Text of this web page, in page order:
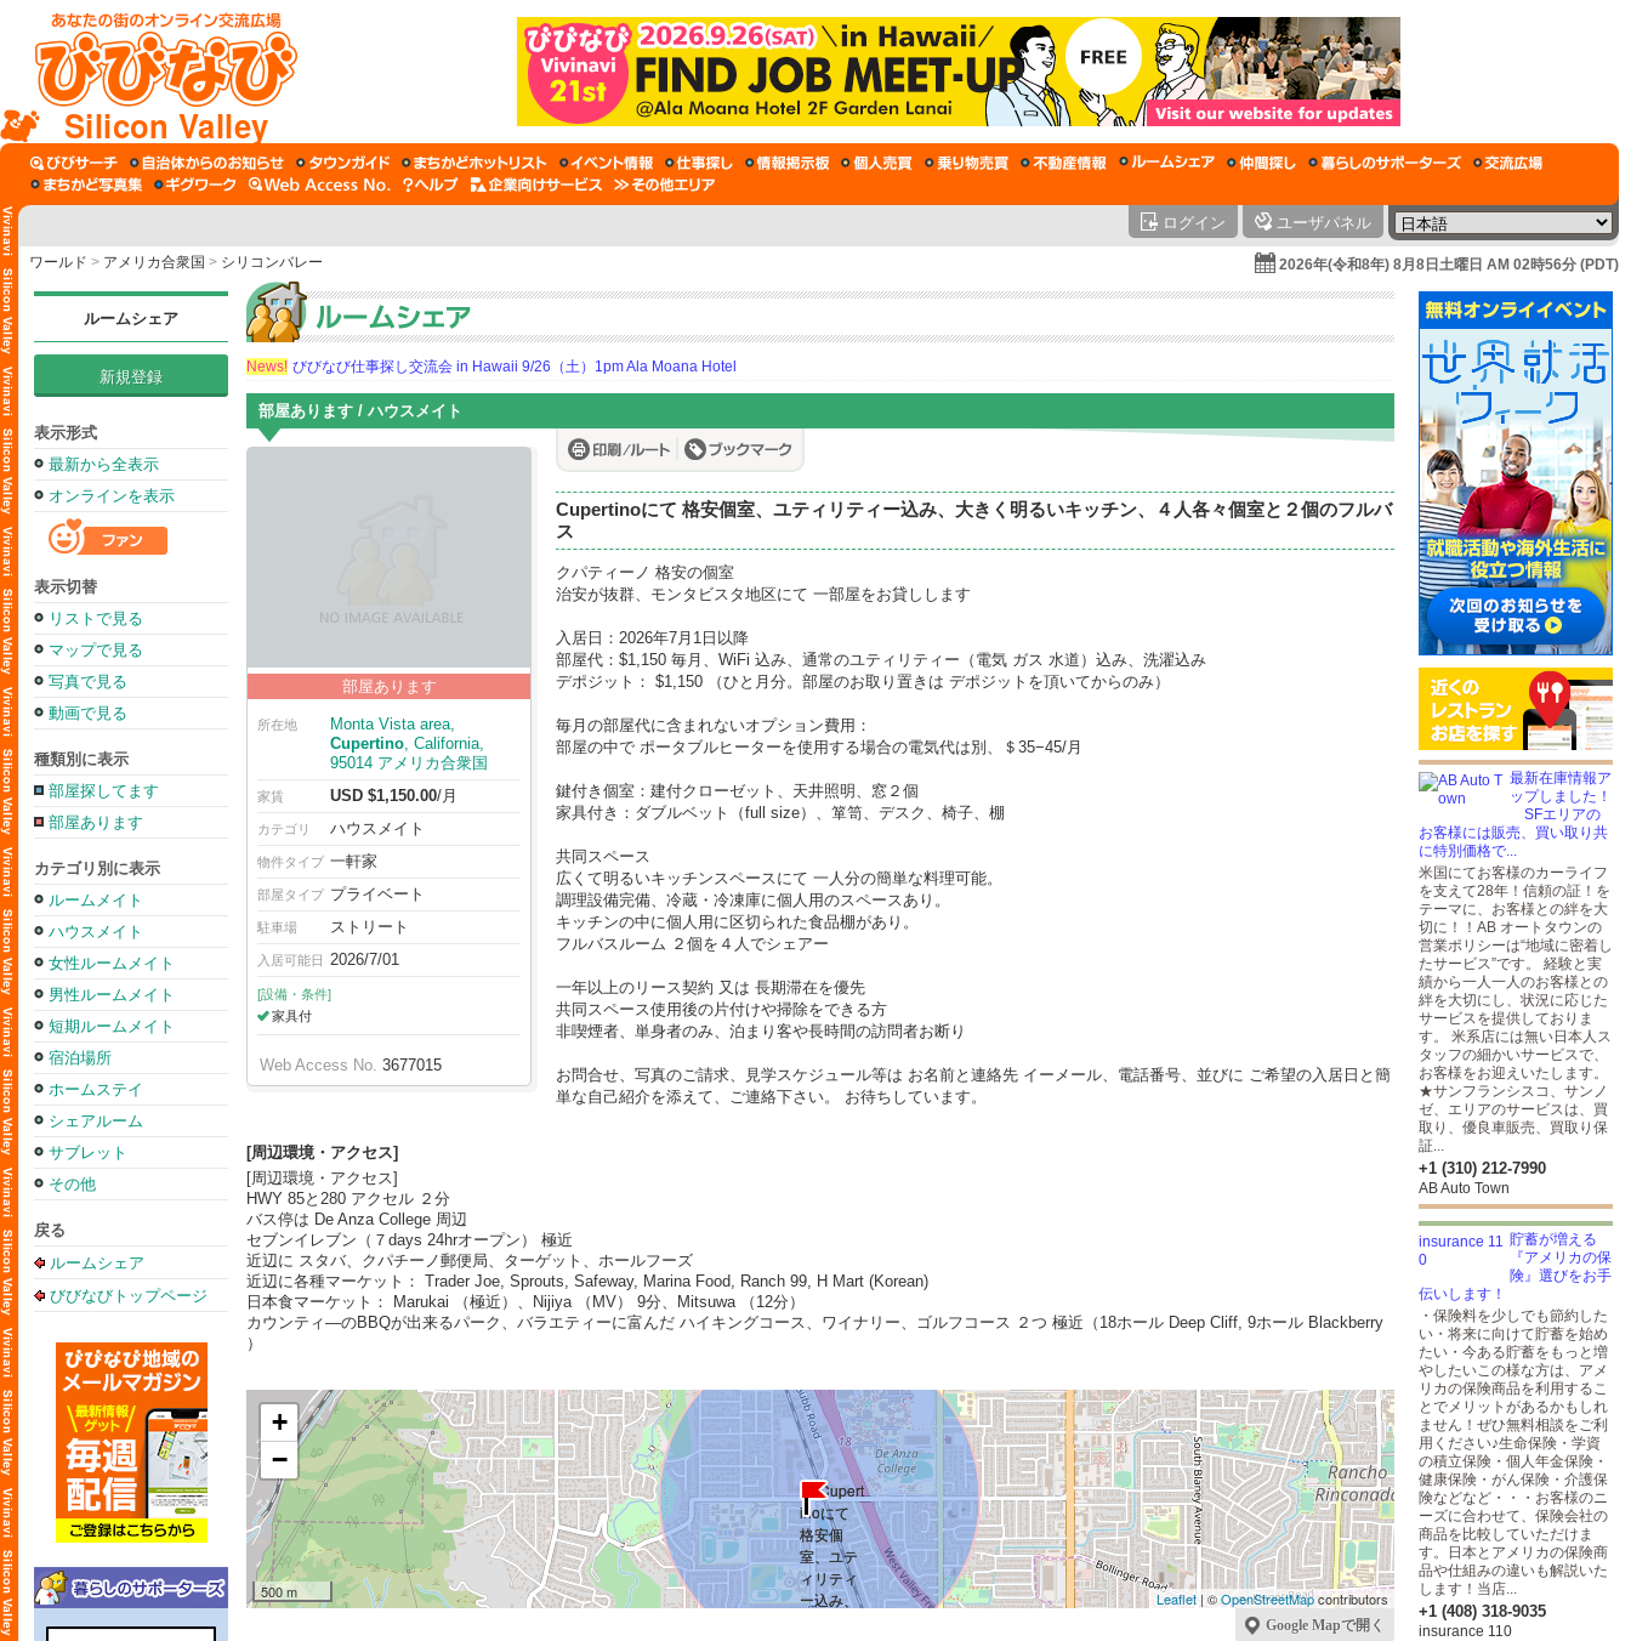
Silicon Valley
ログイン ユーザパネル
ワールド > アメリカ合衆国 > シリコンバレー 2026年(令和8年) 8月8日土曜日 AM 02時56分 (PDT)
ルームシェア
新規登録
表示形式
最新から全表示
オンラインを表示
表示切替
リストで見る
マップで見る
写真で見る
動画で見る
種類別に表示
部屋探してます
部屋あります
カテゴリ別に表示
ルームメイト
ハウスメイト
女性ルームメイト
男性ルームメイト
短期ルームメイト
宿泊場所
ホームステイ
シェアルーム
サブレット
その他
戻る
ルームシェア
びびなびトップページ
News! びびなび仕事探し交流会 in Hawaii 9/26（土）1pm Ala Moana Hotel
部屋あります / ハウスメイト
部屋あります
所在地
Monta Vista area,
Cupertino, California,
95014 アメリカ合衆国
家賃 USD $1,150.00/月
カテゴリ ハウスメイト
物件タイプ 一軒家
部屋タイプ プライベート
駐車場 ストリート
入居可能日 2026/7/01
[設備・条件]
家具付
Web Access No. 3677015
Cupertinoにて 格安個室、ユティリティー込み、大きく明るいキッチン、４人各々個室と２個のフルバ
ス
クパティーノ 格安の個室
治安が抜群、モンタビスタ地区にて 一部屋をお貸しします
入居日：2026年7月1日以降
部屋代：$1,150 毎月、WiFi 込み、通常のユティリティー（電気 ガス 水道）込み、洗濯込み
デポジット： $1,150 （ひと月分。部屋のお取り置きは デポジットを頂いてからのみ）
毎月の部屋代に含まれないオプション費用：
部屋の中で ポータブルヒーターを使用する場合の電気代は別、＄35−45/月
鍵付き個室：建付クローゼット、天井照明、窓２個
家具付き：ダブルベット（full size）、箪笥、デスク、椅子、棚
共同スペース
広くて明るいキッチンスペースにて 一人分の簡単な料理可能。
調理設備完備、冷蔵・冷凍庫に個人用のスペースあり。
キッチンの中に個人用に区切られた食品棚があり。
フルバスルーム ２個を４人でシェアー
一年以上のリース契約 又は 長期滞在を優先
共同スペース使用後の片付けや掃除をできる方
非喫煙者、単身者のみ、泊まり客や長時間の訪問者お断り
お問合せ、写真のご請求、見学スケジュール等は お名前と連絡先 イーメール、電話番号、並びに ご希望の入居日と簡
単な自己紹介を添えて、ご連絡下さい。 お待ちしています。
[周辺環境・アクセス]
[周辺環境・アクセス]
HWY 85と280 アクセル ２分
バス停は De Anza College 周辺
セブンイレブン（７days 24hrオープン） 極近
近辺に スタバ、クパチーノ郵便局、ターゲット、ホールフーズ
近辺に各種マーケット： Trader Joe, Sprouts, Safeway, Marina Food, Ranch 99, H Mart (Korean)
日本食マーケット： Marukai （極近）、Nijiya （MV） 9分、Mitsuwa （12分）
カウンティ―のBBQが出来るパーク、バラエティーに富んだ ハイキングコース、ワイナリー、ゴルフコース ２つ 極近（18ホール Deep Cliff, 9ホール Blackberry
）
+
−
500 m Leaflet| ©OpenStreetMapcontributors
Google Mapで開く
最新在庫情報ア
ップしました！
SFエリアの
お客様には販売、買い取り共
に特別価格で...
米国にてお客様のカーライフ
を支えて28年！信頼の証！を
テーマに、お客様との絆を大
切に！！AB オートタウンの
営業ポリシーは“地域に密着し
たサービス”です。 経験と実
績から一人一人のお客様との
絆を大切にし、状況に応じた
サービスを提供しておりま
す。 米系店には無い日本人ス
タッフの細かいサービスで、
お客様をお迎えいたします。
★サンフランシスコ、サンノ
ゼ、エリアのサービスは、買
取り、優良車販売、買取り保
証...
+1 (310) 212-7990
AB Auto Town
貯蓄が増える
『アメリカの保
険』選びをお手
伝いします！
・保険料を少しでも節約した
い・将来に向けて貯蓄を始め
たい・今ある貯蓄をもっと増
やしたいこの様な方は、アメ
リカの保険商品を利用するこ
とでメリットがあるかもしれ
ません！ぜひ無料相談をご利
用ください♪生命保険・学資
の積立保険・個人年金保険・
健康保険・がん保険・介護保
険などなど・・・お客様のニ
ーズに合わせて、保険会社の
商品を比較していただけま
す。日本とアメリカの保険商
品や仕組みの違いも解説いた
します！当店...
+1 (408) 318-9035
insurance 110